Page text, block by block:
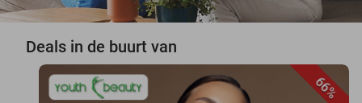
Deals in de buurt van
66%